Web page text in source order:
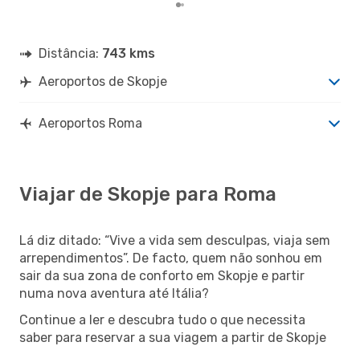
Distância: 743 kms
Aeroportos de Skopje
Aeroportos Roma
Viajar de Skopje para Roma
Lá diz ditado: “Vive a vida sem desculpas, viaja sem
arrependimentos”. De facto, quem não sonhou em
sair da sua zona de conforto em Skopje e partir
numa nova aventura até Itália?
Continue a ler e descubra tudo o que necessita
saber para reservar a sua viagem a partir de Skopje